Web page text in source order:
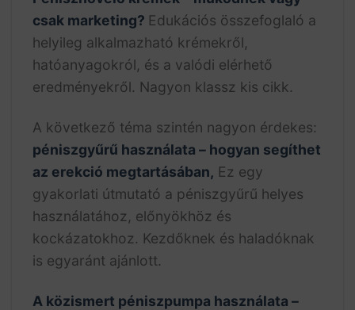
csak marketing? Edukációs összefoglaló a
helyileg alkalmazható krémekről,
hatóanyagokról, és a valódi elérhető
eredményekről. Nagyon klassz kis cikk.
A következő téma szintén nagyon érdekes:
péniszgyűrű használata – hogyan segíthet
az erekció megtartásában, Ez egy
gyakorlati útmutató a péniszgyűrű helyes
használatához, előnyökhöz és
kockázatokhoz. Kezdőknek és haladóknak
is egyaránt ajánlott.
A közismert péniszpumpa használata –